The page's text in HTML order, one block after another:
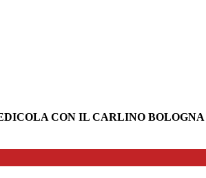
CON IL CARLINO BOLOGNA